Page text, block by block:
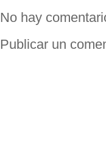
No hay
Publicar un